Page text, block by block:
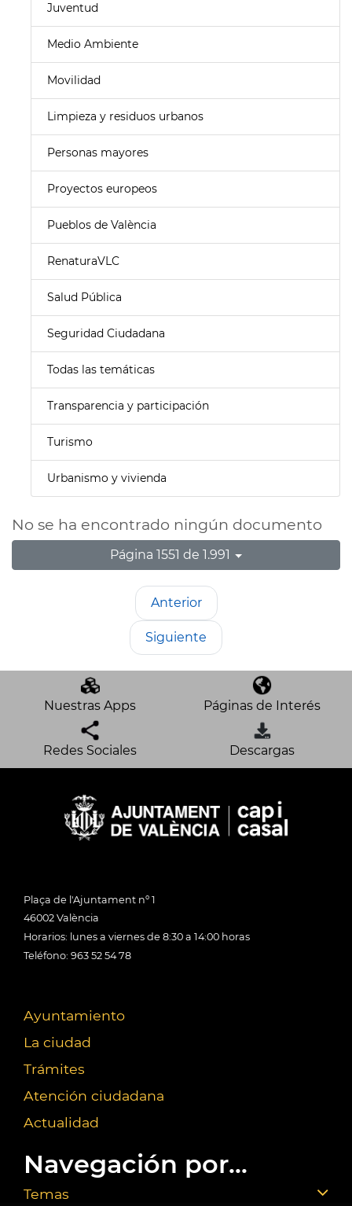
Juventud
Medio Ambiente
Movilidad
Limpieza y residuos urbanos
Personas mayores
Proyectos europeos
Pueblos de València
RenaturaVLC
Salud Pública
Seguridad Ciudadana
Todas las temáticas
Transparencia y participación
Turismo
Urbanismo y vivienda
No se ha encontrado ningún documento
Página 1551 de 1.991
Anterior
Siguiente
Nuestras Apps Páginas de Interés
Redes Sociales Descargas
Plaça de l'Ajuntament nº 1
46002 València
Horarios: lunes a viernes de 8:30 a 14:00 horas
Teléfono: 963 52 54 78
Ayuntamiento
La ciudad
Trámites
Atención ciudadana
Actualidad
Navegación por...
Temas